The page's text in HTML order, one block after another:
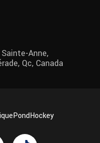
Anne,
Qc, Canada